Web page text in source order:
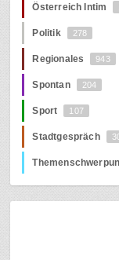
Österreich Intim
Politik 278
Regionales 943
Spontan 204
Sport 107
Stadtgespräch